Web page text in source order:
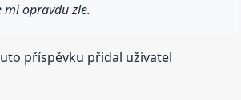
mi opravdu zle.
příspěvku přidal uživatel